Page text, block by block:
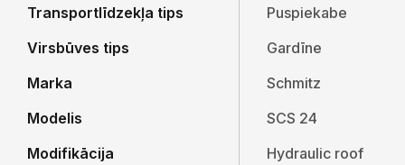
Transportlīdzekļa tips
Virsbūves tips
Marka
Modelis
Modifikācija
Puspiekabe
Gardīne
Schmitz
SCS 24
Hydraulic roof